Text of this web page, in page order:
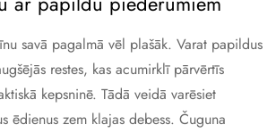
savā pagalmā vēl plašāk. Varat papildus
restes, kas acumirklī pārvērtīs
kepsninē. Tādā veidā varēsiet
ēdienus zem klajas debess. Čuguna